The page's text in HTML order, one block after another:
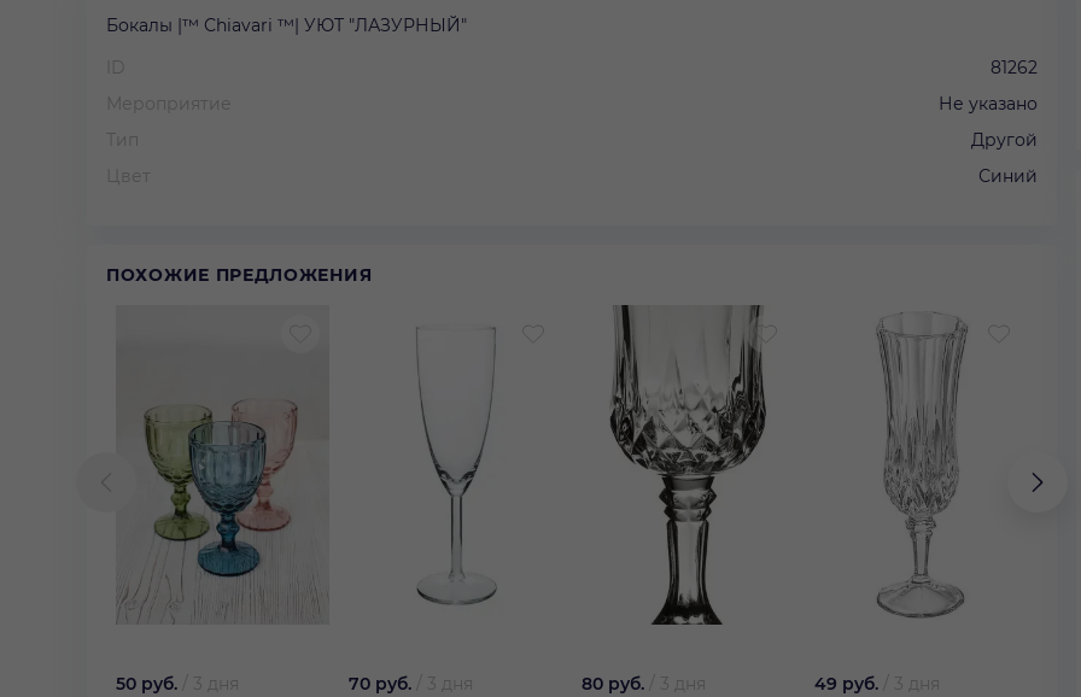
Бокалы |™ Сhiavari ™| УЮТ "ЛАЗУРНЫЙ"
ID
81262
Мероприятие
Не указано
Тип
Другой
Цвет
Синий
ПОХОЖИЕ ПРЕДЛОЖЕНИЯ
50 руб.
3 дня
70 руб.
3 дня
80 руб.
3 дня
49 руб.
3 дня